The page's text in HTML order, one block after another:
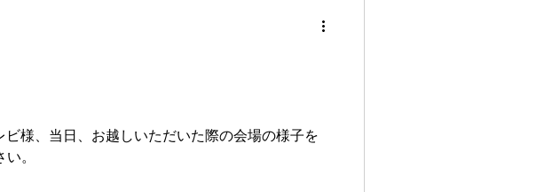
様、当日、お越しいただいた際の会場の様子を
。